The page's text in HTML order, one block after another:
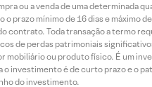
ou a venda de uma determinada
mínimo de 16 dias e máximo
contrato. Toda transação a termo
de perdas patrimoniais
mobiliário ou produto físico. É um
o investimento é de curto prazo e o
do investimento.